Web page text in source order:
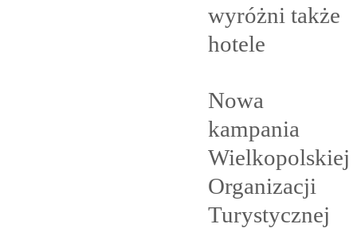
wyróżni także
hotele
Nowa
kampania
Wielkopolskiej
Organizacji
Turystycznej